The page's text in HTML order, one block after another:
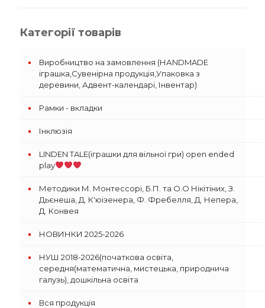
Категорії товарів
Виробництво на замовлення (НАNDMADE
іграшка,Сувенірна продукція,Упаковка з
деревини, Адвент-календарі, Інвентар)
Рамки - вкладки
Інклюзія
LINDEN TALE(іграшки для вільної гри) open ended
play
Методики М. Монтессорі, Б.П. та О.О Нікітіних, З.
Дьєнеша, Д. К'юізенера, Ф. Фребелля, Д. Непера,
Д. Конвея
НОВИНКИ 2025-2026
НУШ 2018-2026(початкова освіта,
середня(математична, мистецька, природнича
галузь), дошкільна освіта
Вся продукція